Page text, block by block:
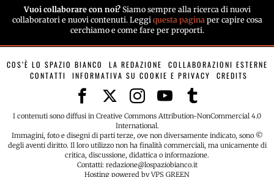
Vuoi collaborare con noi? Siamo sempre alla ricerca di nuovi
collaboratori e nuovi contenuti. Leggi questa paginaper capire cosa
cerchiamo e come fare per proporti.
COS’È LO SPAZIO BIANCO LA REDAZIONE
COLLABORAZIONI ESTERNE
CONTATTI
INFORMATIVA SU COOKIE E PRIVACY CREDITS
I contenuti sono diffusi in Creative Commons Attribution-NonCommercial 4.0
International.
Immagini, foto e disegni di parti terze, ove non diversamente indicato, sono ©
degli aventi diritto. Il loro utilizzo non ha finalità commerciali, ma unicamente di
critica, discussione, didattica o informazione.
Contatti: redazione@lospaziobianco.it
Hosting powered by VPS GREEN